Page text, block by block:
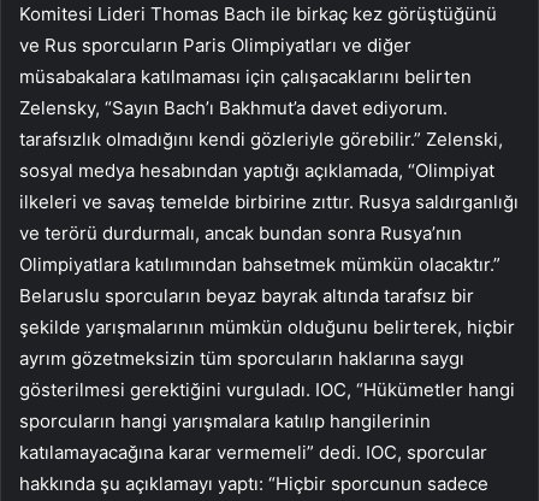
Komitesi Lideri Thomas Bach ile birkaç kez görüştüğünü
ve Rus sporcuların Paris Olimpiyatları ve diğer
müsabakalara katılmaması için çalışacaklarını belirten
Zelensky, “Sayın Bach’ı Bakhmut’a davet ediyorum.
tarafsızlık olmadığını kendi gözleriyle görebilir.” Zelenski,
sosyal medya hesabından yaptığı açıklamada, “Olimpiyat
ilkeleri ve savaş temelde birbirine zıttır. Rusya saldırganlığı
ve terörü durdurmalı, ancak bundan sonra Rusya’nın
Olimpiyatlara katılımından bahsetmek mümkün olacaktır.”
Belaruslu sporcuların beyaz bayrak altında tarafsız bir
şekilde yarışmalarının mümkün olduğunu belirterek, hiçbir
ayrım gözetmeksizin tüm sporcuların haklarına saygı
gösterilmesi gerektiğini vurguladı. IOC, “Hükümetler hangi
sporcuların hangi yarışmalara katılıp hangilerinin
katılamayacağına karar vermemeli” dedi. IOC, sporcular
hakkında şu açıklamayı yaptı: “Hiçbir sporcunun sadece